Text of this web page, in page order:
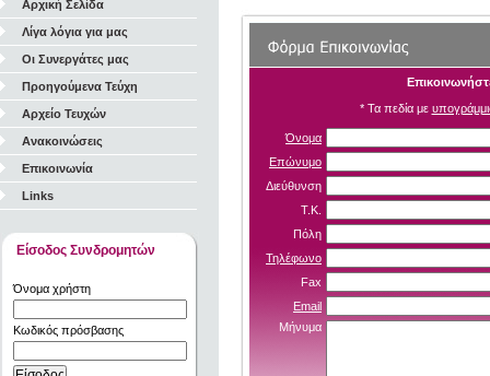
Αρχική Σελίδα
Λίγα λόγια για μας
Οι Συνεργάτες μας
Προηγούμενα Τεύχη
Αρχείο Τευχών
Ανακοινώσεις
Επικοινωνία
Links
Είσοδος Συνδρομητών
Όνομα χρήστη
Κωδικός πρόσβασης
* Τα πεδία με
Όνομα
Επώνυμο
Διεύθυνση
Τ.Κ.
Πόλη
Τηλέφωνο
Fax
Email
Μήνυμα